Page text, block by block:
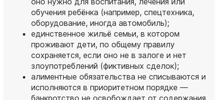
обучения ребёнка (например, спецтехника,
оборудование, иногда автомобиль);
единственное жильё семьи, в котором
проживают дети, по общему правилу
сохраняется, если оно не в залоге и нет
злоупотреблений (фиктивных сделок);
алиментные обязательства не списываются и
исполняются в приоритетном порядке —
банкротство не освобождает от содержания